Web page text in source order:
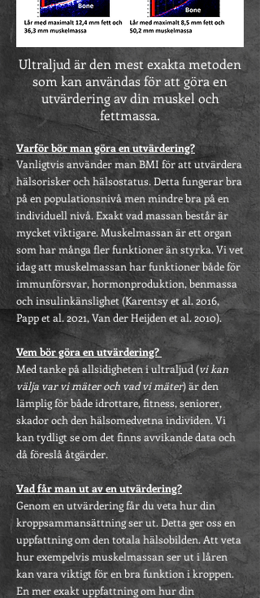
Ultraljud är den mest exakta metoden
som kan användas för att göra en
utvärdering av din muskel och
fettmassa.
Varför bör man göra en utvärdering?
Vanligtvis använder man BMI för att utvärdera
hälsorisker och hälsostatus. Detta fungerar bra
på en populationsnivå men mindre bra på en
individuell nivå. Exakt vad massan består är
mycket viktigare. Muskelmassan är ett organ
som har många fler funktioner än styrka. Vi vet
idag att muskelmassan har funktioner både för
immunförsvar, hormonproduktion, benmassa
och insulinkänslighet (Karentsy et al. 2016,
Papp et al. 2021, Van der Heijden et al. 2010).
Vem bör göra en utvärdering?
Med tanke på allsidigheten i ultraljud (vi kan
välja var vi mäter och vad vi mäter) är den
lämplig för både idrottare, fitness, seniorer,
skador och den hälsomedvetna individen. Vi
kan tydligt se om det finns avvikande data och
då föreslå åtgärder.
Vad får man ut av en utvärdering?
Genom en utvärdering får du veta hur din
kroppsammansättning ser ut. Detta ger oss en
uppfattning om den totala hälsobilden. Att veta
hur exempelvis muskelmassan ser ut i låren
kan vara viktigt för en bra funktion i kroppen.
En mer exakt uppfattning om hur din